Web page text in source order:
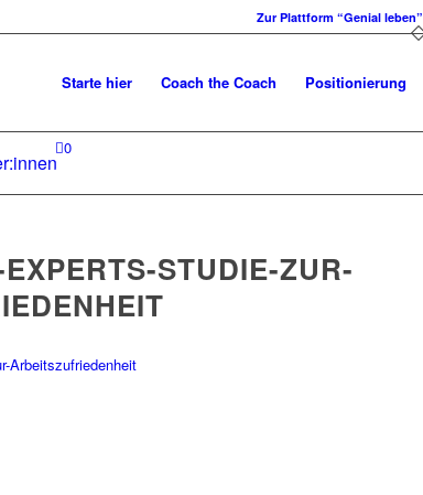
Zur Plattform “Genial leben”
Starte hier Coach the Coach Positionierung
0
STUDIE-ZUR-
Arbeitszufriedenheit